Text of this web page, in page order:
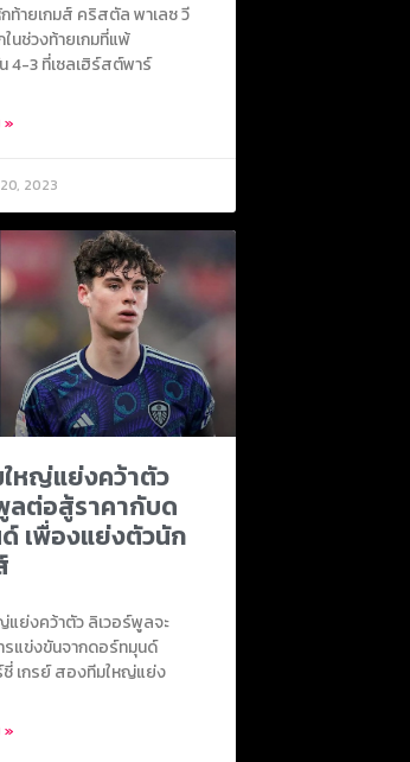
ท้ายเกมส์ คริสตัล พาเลซ วี
นช่วงท้ายเกมที่แพ้
4-3 ที่เซลเฮิร์สต์พาร์
»
2023
หญ่แย่งคว้าตัว
ลต่อสู้ราคากับด
เพื่องแย่งตัวนัก
ย่งคว้าตัว ลิเวอร์พูลจะ
แข่งขันจากดอร์ทมุนด์
เกรย์ สองทีมใหญ่แย่ง
»